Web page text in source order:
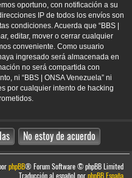
oportuno, con notificación a su
IP de todos los envíos son
condiciones. Acuerda que “BBS |
editar, mover o cerrar cualquier
conveniente. Como usuario
ingresado será almacenada en
no será compartida con
ni “BBS | ONSA Venezuela” ni
por cualquier intento de hacking
phpBB® Forum Software © phpBB Limited
Traducción al español porphpBB España